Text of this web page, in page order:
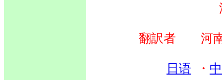
翻訳者 河
日语 ・